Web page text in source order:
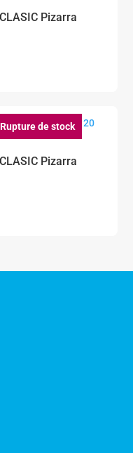
Pizarra
Rupture de stock
Pizarra